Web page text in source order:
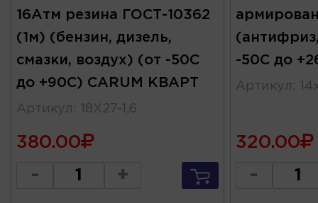
16Атм резина ГОСТ-10362
(1м) (бензин, дизель,
смазки, воздух) (от -50С
до +90С) CARUM КВАРТ
Артикул : 18X27-1,6
380.00
- +
-50С до
Артикул :
320.00
-